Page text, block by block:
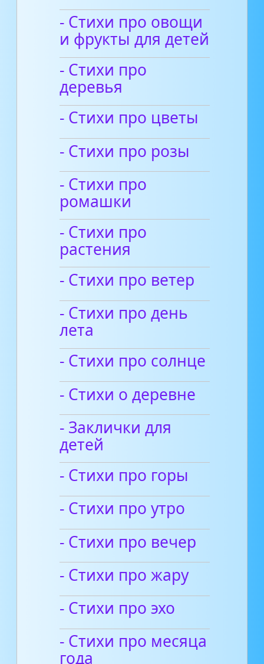
- Стихи про овощи
и фрукты для детей
- Стихи про
деревья
- Стихи про цветы
- Стихи про розы
- Стихи про
ромашки
- Стихи про
растения
- Стихи про ветер
- Стихи про день
лета
- Стихи про солнце
- Стихи о деревне
- Заклички для
детей
- Стихи про горы
- Стихи про утро
- Стихи про вечер
- Стихи про жару
- Стихи про эхо
- Стихи про месяца
года